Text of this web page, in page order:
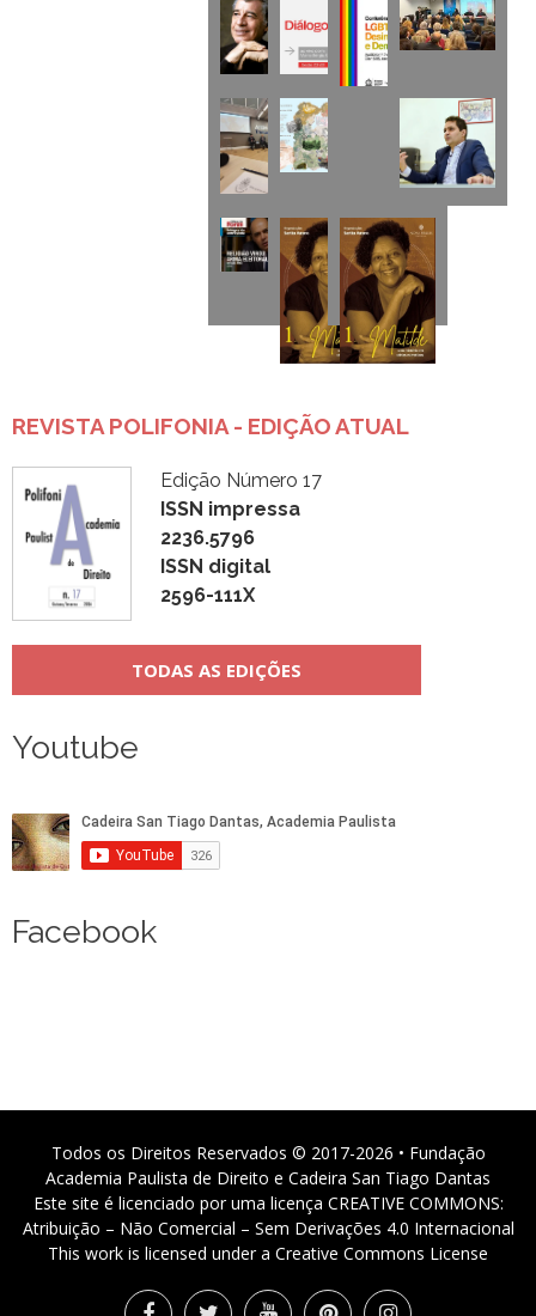
REVISTA POLIFONIA - EDIÇÃO ATUAL
Edição Número 17
ISSN impressa
2236.5796
ISSN digital
2596-111X
TODAS AS EDIÇÕES
Youtube
Facebook
Todos os Direitos Reservados © 2017-2026 • Fundação
Academia Paulista de Direito e Cadeira San Tiago Dantas
Este site é licenciado por uma licença CREATIVE COMMONS:
Atribuição – Não Comercial – Sem Derivações 4.0 Internacional
This work is licensed under a Creative Commons License